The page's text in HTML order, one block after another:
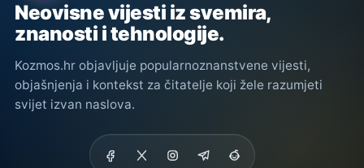
Neovisne vijesti iz svemira,
znanosti i tehnologije.
Kozmos.hr objavljuje popularnoznanstvene vijesti,
objašnjenja i kontekst za čitatelje koji žele razumjeti
svijet izvan naslova.